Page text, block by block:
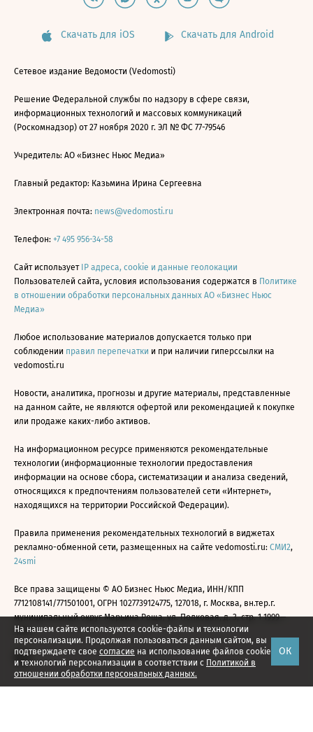
На нашем сайте используются cookie-файлы и технологии
персонализации. Продолжая пользоваться данным сайтом, вы
подтверждаете свое согласие на использование файлов cookie
и технологий персонализации в соответствии с Политикой в
отношении обработки персональных данных.
ОК
Скачать для iOS Скачать для Android
Сетевое издание Ведомости (Vedomosti)
Решение Федеральной службы по надзору в сфере связи,
информационных технологий и массовых коммуникаций
(Роскомнадзор) от 27 ноября 2020 г. ЭЛ № ФС 77-79546
Учредитель: АО «Бизнес Ньюс Медиа»
Главный редактор: Казьмина Ирина Сергеевна
Электронная почта: news@vedomosti.ru
Телефон: +7 495 956-34-58
Сайт использует IP адреса, cookie и данные геолокации
Пользователей сайта, условия использования содержатся в Политике
в отношении обработки персональных данных АО «Бизнес Ньюс
Медиа»
Любое использование материалов допускается только при
соблюдении правил перепечатки и при наличии гиперссылки на
vedomosti.ru
Новости, аналитика, прогнозы и другие материалы, представленные
на данном сайте, не являются офертой или рекомендацией к покупке
или продаже каких-либо активов.
На информационном ресурсе применяются рекомендательные
технологии (информационные технологии предоставления
информации на основе сбора, систематизации и анализа сведений,
относящихся к предпочтениям пользователей сети «Интернет»,
находящихся на территории Российской Федерации).
Правила применения рекомендательных технологий в виджетах
рекламно-обменной сети, размещенных на сайте vedomosti.ru: СМИ2,
24smi
Все права защищены © АО Бизнес Ньюс Медиа, ИНН/КПП
7712108141/771501001, ОГРН 1027739124775, 127018, г. Москва, вн.тер.г.
муниципальный округ Марьина Роща, ул. Полковая, д. 3, стр. 1 1999—
2026